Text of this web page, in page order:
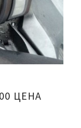
ЦЕНА